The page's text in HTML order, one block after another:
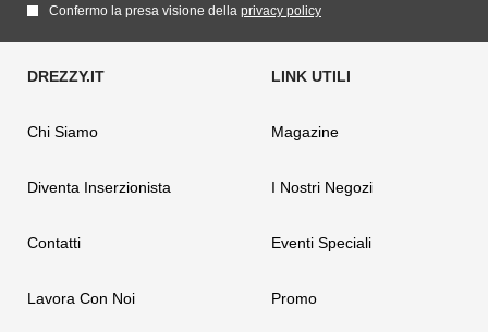
Confermo la presa visione della privacy policy
Chi Siamo
Diventa Inserzionista
Contatti
Lavora Con Noi
Magazine
I Nostri Negozi
Eventi Speciali
Promo